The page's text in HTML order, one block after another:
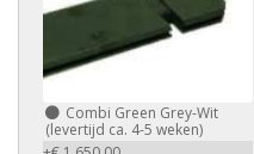
Combi Green Grey-Wit
(levertijd ca. 4-5 weken)